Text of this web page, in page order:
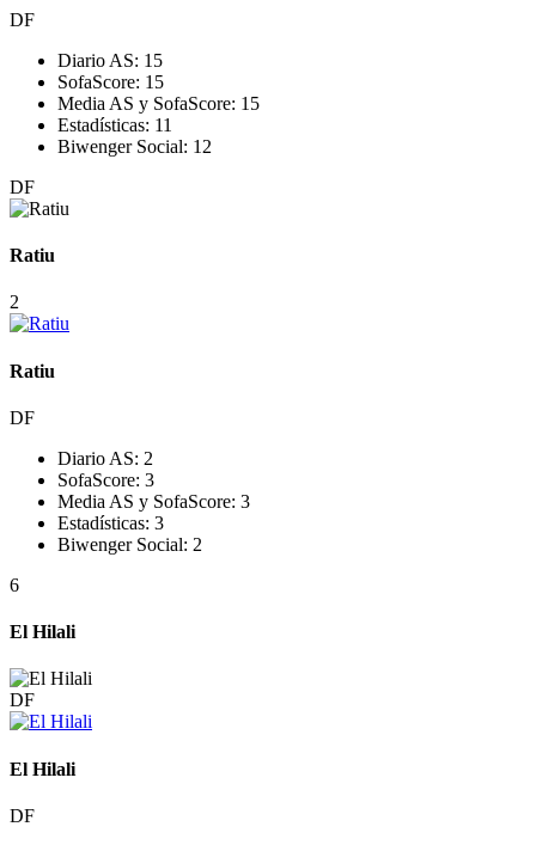
DF
Diario AS: 15
SofaScore: 15
Media AS y SofaScore: 15
Estadísticas: 11
Biwenger Social: 12
DF
Ratiu
2
Ratiu
DF
Diario AS: 2
SofaScore: 3
Media AS y SofaScore: 3
Estadísticas: 3
Biwenger Social: 2
6
El Hilali
DF
El Hilali
DF